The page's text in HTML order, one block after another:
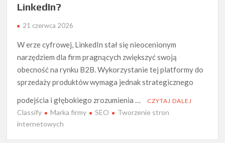
LinkedIn?
21 czerwca 2026
W erze cyfrowej, LinkedIn stał się nieocenionym
narzędziem dla firm pragnących zwiększyć swoją
obecność na rynku B2B. Wykorzystanie tej platformy do
sprzedaży produktów wymaga jednak strategicznego
podejścia i głębokiego zrozumienia …
CZYTAJ DALEJ
Classify Marka firmy SEO
Tworzenie stron
internetowych